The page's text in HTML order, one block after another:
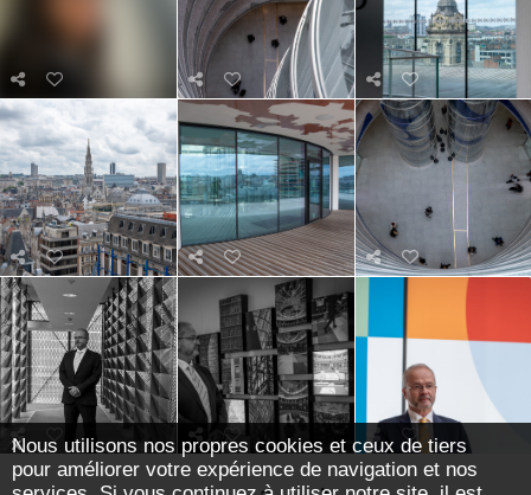
Nous utilisons nos propres cookies et ceux de tiers
pour améliorer votre expérience de navigation et nos